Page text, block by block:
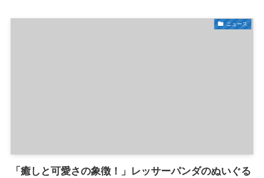
ニュース
「癒しと可愛さの象徴！」レッサーパンダのぬいぐる